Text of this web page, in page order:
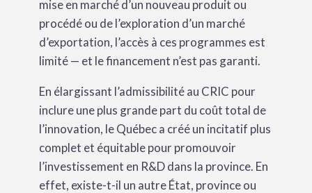
mise en marché d’un nouveau produit ou
procédé ou de l’exploration d’un marché
d’exportation, l’accès à ces programmes est
limité — et le financement n’est pas garanti.
En élargissant l’admissibilité au CRIC pour
inclure une plus grande part du coût total de
l’innovation, le Québec a créé un incitatif plus
complet et équitable pour promouvoir
l’investissement en R&D dans la province. En
effet, existe-t-il un autre État, province ou